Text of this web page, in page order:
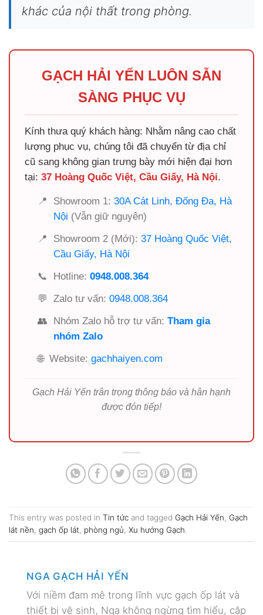
khác của nội thất trong phòng.
GẠCH HẢI YẾN LUÔN SẴN
SÀNG PHỤC VỤ
Kính thưa quý khách hàng: Nhằm nâng cao chất
lượng phục vụ, chúng tôi đã chuyển từ địa chỉ
cũ sang không gian trưng bày mới hiện đại hơn
tại: 37 Hoàng Quốc Việt, Cầu Giấy, Hà Nội.
📍 Showroom 1: 30A Cát Linh, Đống Đa, Hà
Nội (Vẫn giữ nguyên)
📍
Showroom 2 (Mới): 37 Hoàng Quốc Việt,
Cầu Giấy, Hà Nội
📞
Hotline: 0948.008.364
💬
Zalo tư vấn: 0948.008.364
👥
Nhóm Zalo hỗ trợ tư vấn: Tham gia
nhóm Zalo
🌐 Website: gachhaiyen.com
Gạch Hải Yến trân trọng thông báo và hân hạnh
được đón tiếp!
This entry was posted in Tin tức and tagged Gạch Hải Yến
Gạch
lát nền gạch ốp lát phòng ngủ Xu hướng Gạch
NGA GẠCH HẢI YẾN
Với niềm đam mê trong lĩnh vực gạch ốp lát và
thiết bị vệ sinh, Nga không ngừng tìm hiểu, cập